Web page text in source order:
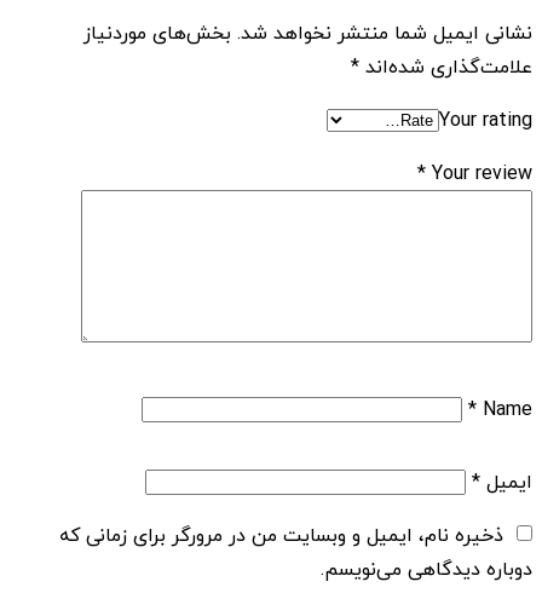
نشانی ایمیل شما منتشر نخواهد شد. بخش‌های موردنیاز
علامت‌گذاری شده‌اند*
Your rating
Your review
*
Name
*
ایمیل*
ذخیره نام، ایمیل و وبسایت من در مرورگر برای زمانی که
دوباره دیدگاهی می‌نویسم.